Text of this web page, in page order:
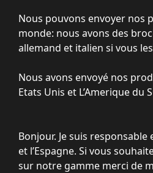
Nous pouvons envoyer nos
monde: nous avons des
allemand et italien si vous
Nous avons envoyé nos
Etats Unis et L’Amerique du
Bonjour. Je suis
et l’Espagne. Si vous
sur notre gamme merci de